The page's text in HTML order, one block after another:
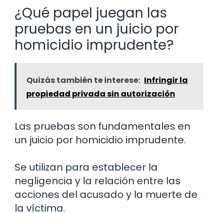
¿Qué papel juegan las
pruebas en un juicio por
homicidio imprudente?
Quizás también te interese: Infringir la
propiedad privada sin autorización
Las pruebas son fundamentales en
un juicio por homicidio imprudente.
Se utilizan para establecer la
negligencia y la relación entre las
acciones del acusado y la muerte de
la víctima.